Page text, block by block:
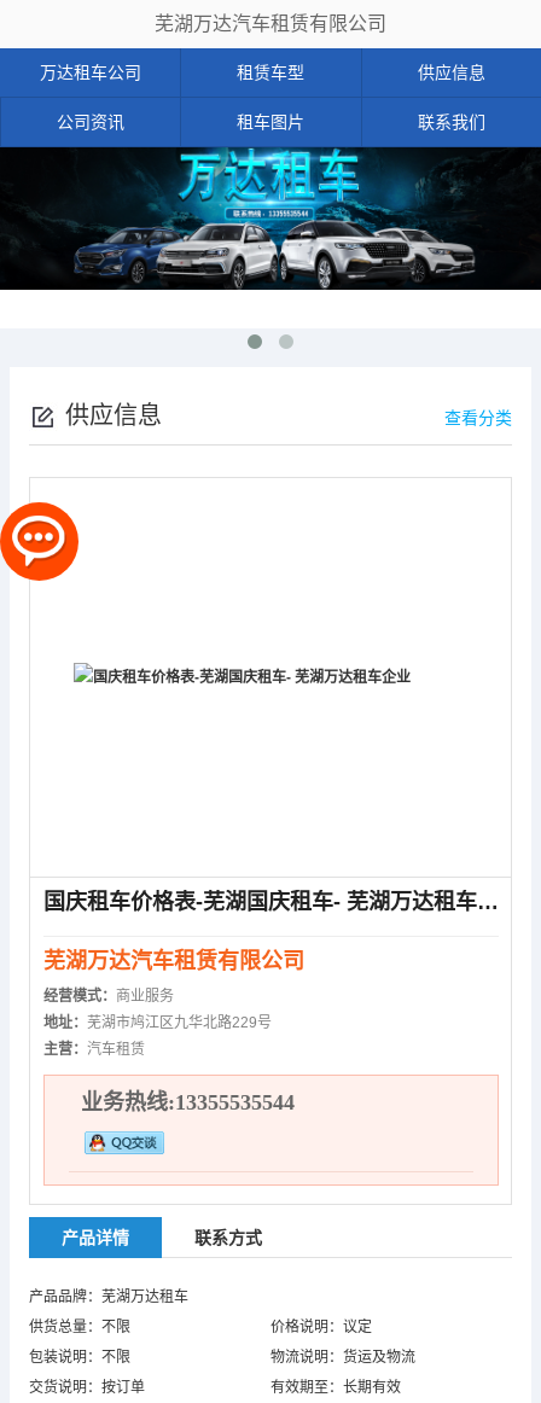
芜湖万达汽车租赁有限公司
万达租车公司 租赁车型 供应信息
公司资讯 租车图片 联系我们
供应信息 查看分类
国庆租车价格表-芜湖国庆租车- 芜湖万达租车企业
芜湖万达汽车租赁有限公司
经营模式： 商业服务
地址： 芜湖市鸠江区九华北路229号
主营： 汽车租赁
业务热线:13355535544
产品详情 联系方式
产品品牌：芜湖万达租车
供货总量：不限
价格说明：议定
包装说明：不限
物流说明：货运及物流
交货说明：按订单
有效期至：长期有效